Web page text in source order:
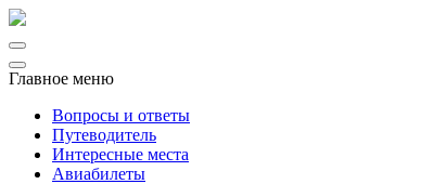
Главное меню
Вопросы и ответы
Путеводитель
Интересные места
Авиабилеты